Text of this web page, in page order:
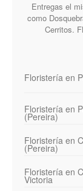
Entregas el
como
Cerritos.
Floristería en
Floristería en
(Pereira)
Floristería en
(Pereira)
Floristería en
Victoria